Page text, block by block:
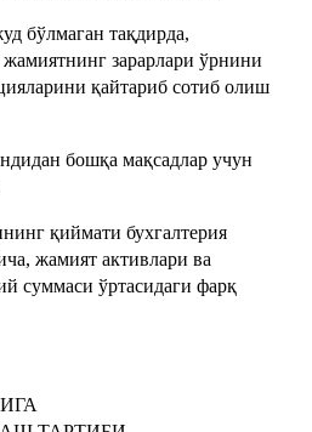
бўлмаган тақдирда,
зарарлари ўрнини
қайтариб сотиб олиш
бошқа мақсадлар учун
қиймати бухгалтерия
жамият активлари ва
суммаси ўртасидаги фарқ